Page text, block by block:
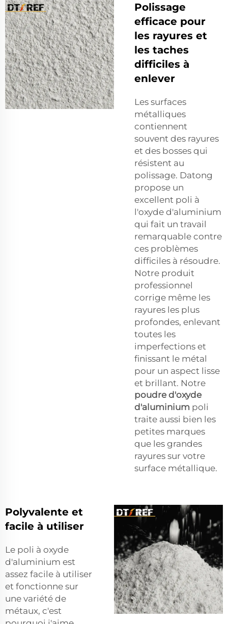
Polissage
efficace pour
les rayures et
les taches
difficiles à
enlever
Les surfaces
métalliques
contiennent
souvent des rayures
et des bosses qui
résistent au
polissage. Datong
propose un
excellent poli à
l'oxyde d'aluminium
qui fait un travail
remarquable contre
ces problèmes
difficiles à résoudre.
Notre produit
professionnel
corrige même les
rayures les plus
profondes, enlevant
toutes les
imperfections et
finissant le métal
pour un aspect lisse
et brillant. Notre
poudre d'oxyde
d'aluminium poli
traite aussi bien les
petites marques
que les grandes
rayures sur votre
surface métallique.
Polyvalente et
facile à utiliser
Le poli à oxyde
d'aluminium est
assez facile à utiliser
et fonctionne sur
une variété de
métaux, c'est